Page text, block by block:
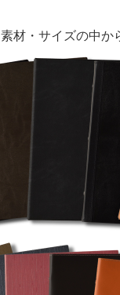
材・サイズの中か